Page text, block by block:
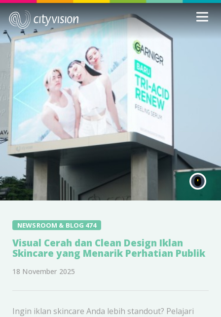
NEWSROOM & BLOG 474
Visual Cerah dan Clean Design Iklan
Skincare yang Menarik Perhatian Publik
18 November 2025
Ingin iklan skincare Anda lebih standout? Pelajari